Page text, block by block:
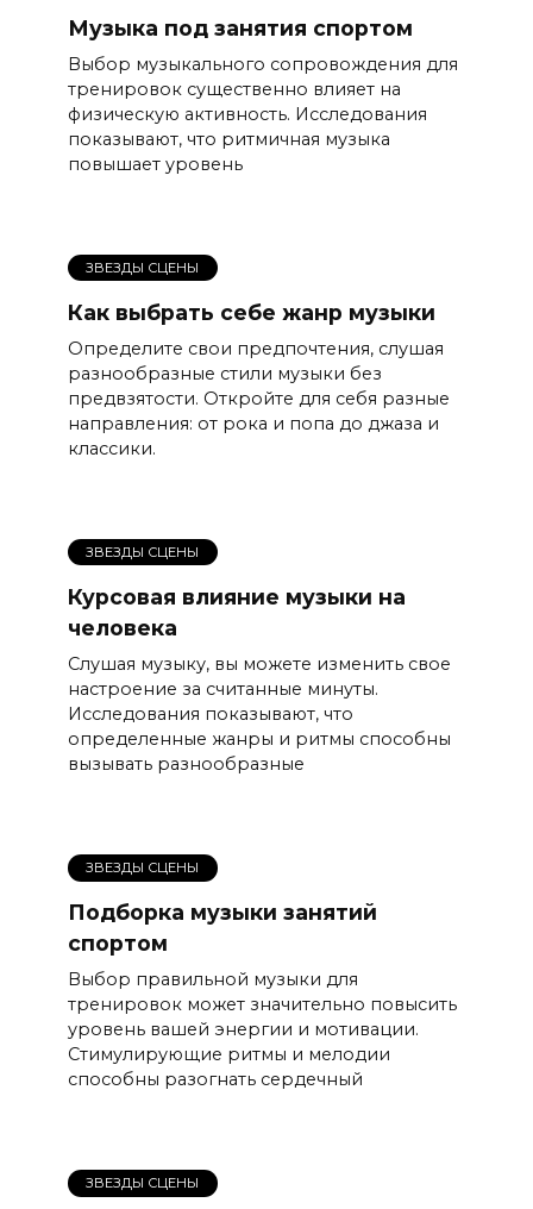
Музыка под занятия спортом
Выбор музыкального сопровождения для
тренировок существенно влияет на
физическую активность. Исследования
показывают, что ритмичная музыка
повышает уровень
ЗВЕЗДЫ СЦЕНЫ
Как выбрать себе жанр музыки
Определите свои предпочтения, слушая
разнообразные стили музыки без
предвзятости. Откройте для себя разные
направления: от рока и попа до джаза и
классики.
ЗВЕЗДЫ СЦЕНЫ
Курсовая влияние музыки на
человека
Слушая музыку, вы можете изменить свое
настроение за считанные минуты.
Исследования показывают, что
определенные жанры и ритмы способны
вызывать разнообразные
ЗВЕЗДЫ СЦЕНЫ
Подборка музыки занятий
спортом
Выбор правильной музыки для
тренировок может значительно повысить
уровень вашей энергии и мотивации.
Стимулирующие ритмы и мелодии
способны разогнать сердечный
ЗВЕЗДЫ СЦЕНЫ